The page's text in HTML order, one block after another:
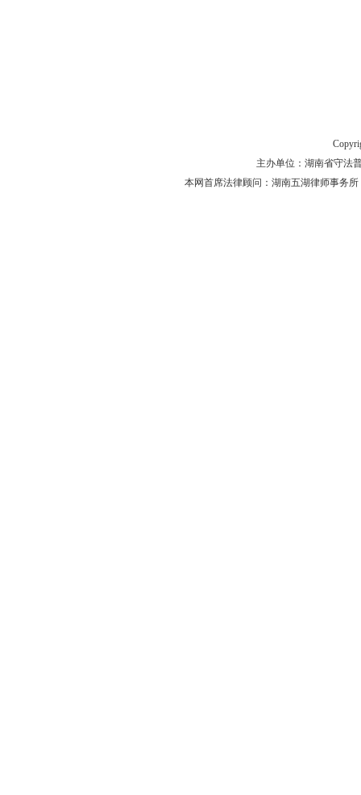
主办单位：湖南省守法
本网首席法律顾问：湖南五湖律师事务所